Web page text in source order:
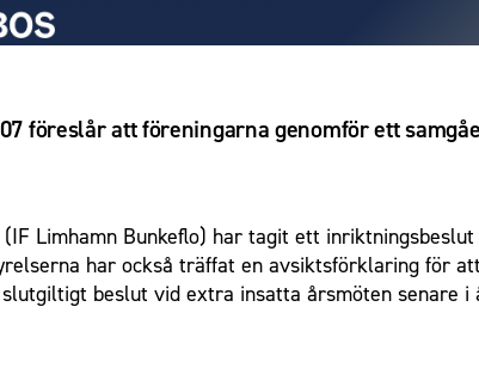
miljön
föreslår att föreningarna genomför ett
Limhamn Bunkeflo) har tagit ett
har också träffat en avsiktsförklaring för
beslut vid extra insatta årsmöten senare i